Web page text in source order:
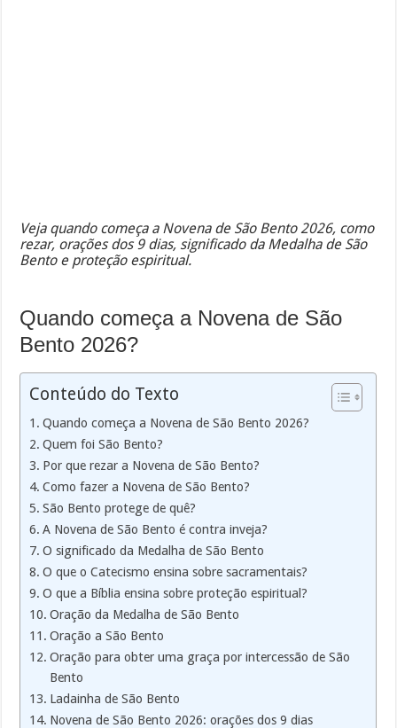
Veja quando começa a Novena de São Bento 2026, como
rezar, orações dos 9 dias, significado da Medalha de São
Bento e proteção espiritual.
Quando começa a Novena de São
Bento 2026?
Conteúdo do Texto
Quando começa a Novena de São Bento 2026?
Quem foi São Bento?
Por que rezar a Novena de São Bento?
Como fazer a Novena de São Bento?
São Bento protege de quê?
A Novena de São Bento é contra inveja?
O significado da Medalha de São Bento
O que o Catecismo ensina sobre sacramentais?
O que a Bíblia ensina sobre proteção espiritual?
Oração da Medalha de São Bento
Oração a São Bento
Oração para obter uma graça por intercessão de São
Bento
Ladainha de São Bento
Novena de São Bento 2026: orações dos 9 dias